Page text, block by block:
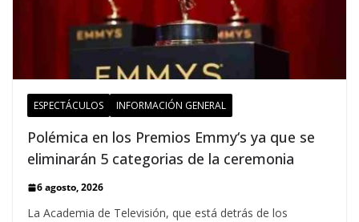
ESPECTÁCULOS INFORMACIÓN GENERAL
Polémica en los Premios Emmy‘s ya que se
eliminarán 5 categorias de la ceremonia
6 agosto, 2026
La Academia de Televisión, que está detrás de los